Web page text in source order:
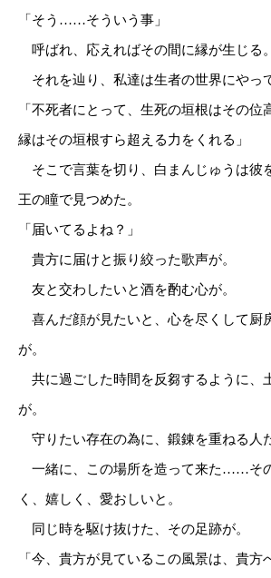
「そう……そういう事」
呼ばれ、応えればその間に縁が生じる。
それを辿り、私達は生者の世界にやっ
「不死者にとって、生死の垣根はその
縁はその垣根すら超える力をくれる」
そこで言葉を切り、白まんじゅうは彼
王の瞳で見つめた。
「届いてるよね？」
貴方に届けと振り絞った歌声が。
友と交わしたいと酒を酌む心が。
喜んだ顔が見たいと、心を尽くして厨
が。
共に過ごした時間を反芻するように、
が。
守りたい存在の為に、鍛錬を重ねる人
一緒に、この場所を造って来た……そ
く、嬉しく、愛おしいと。
同じ時を駆け抜けた、その足跡が。
「今、貴方が見ているこの風景は、貴方